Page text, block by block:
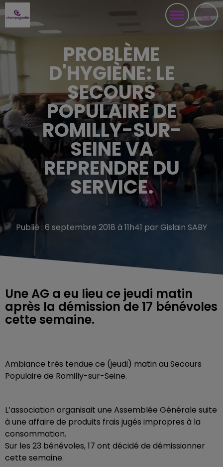
PROBLÈME
D'HYGIÈNE: LE
SECOURS
POPULAIRE DE
ROMILLY-SUR-
SEINE VA
REPRENDRE DU
SERVICE.
Publié : 6 septembre 2018 à 11h41 par Gislain SABY
Une AG a eu lieu ce jeudi matin
après la démission de 17 bénévoles
cette semaine.
Ambiance très tendue ce (jeudi) matin au Secours
Populaire de Romilly-sur-Seine.
L’association organisait une Assemblée Générale suite
à une affaire de produits frais jugés impropres à la
consommation.
Sur les 23 bénévoles, 17 ont décidé de démissionner
cette semaine.